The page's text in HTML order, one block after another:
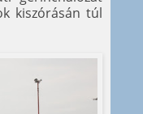
kiszórásán túl